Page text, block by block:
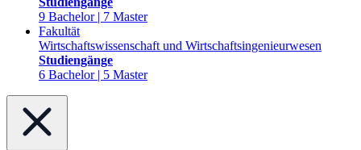
9 Bachelor | 7 Master
Fakultät
Wirtschaftswissenschaft und Wirtschaftsingenieurwesen
Studiengänge
6 Bachelor | 5 Master